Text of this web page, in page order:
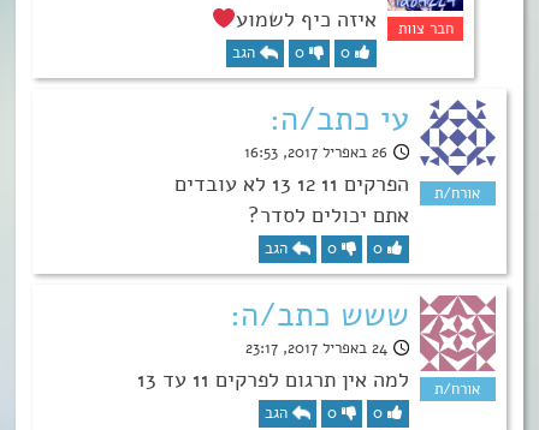
איזה כיף לשמוע
0
0 הגב
עי כתב/ה:
26 באפריל 2017, 16:53
הפרקים 11 12 13 לא עובדים
אתם יכולים לסדר?
0
0 הגב
ששש כתב/ה:
24 באפריל 2017, 23:17
למה אין תרגום לפרקים 11 עד 13
0
0 הגב